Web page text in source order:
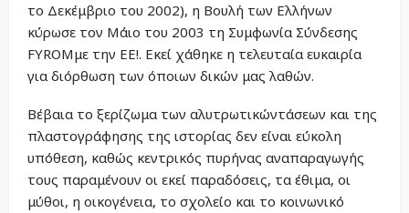
το Δεκέμβριο του 2002), η Βουλή των Ελλήνων
κύρωσε τον Μάιο του 2003 τη Συμφωνία Σύνδεσης
FYROMμε την ΕΕ!. Εκεί χάθηκε η τελευταία ευκαιρία
για διόρθωση των όποιων δικών μας λαθών.
Βέβαια το ξερίζωμα των αλυτρωτικώντάσεων και της
πλαστογράφησης της ιστορίας δεν είναι εύκολη
υπόθεση, καθώς κεντρικός πυρήνας αναπαραγωγής
τους παραμένουν οι εκεί παραδόσεις, τα έθιμα, οι
μύθοι, η οικογένεια, το σχολείο και το κοινωνικό